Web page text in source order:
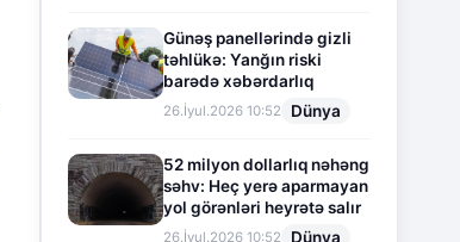
Günəş panellərində gizli
təhlükə: Yanğın riski
barədə xəbərdarlıq
26.İyul.2026 10:52 Dünya
52 milyon dollarlıq nəhəng
səhv: Heç yerə aparmayan
yol görənləri heyrətə salır
26.İyul.2026 10:52 Dünya